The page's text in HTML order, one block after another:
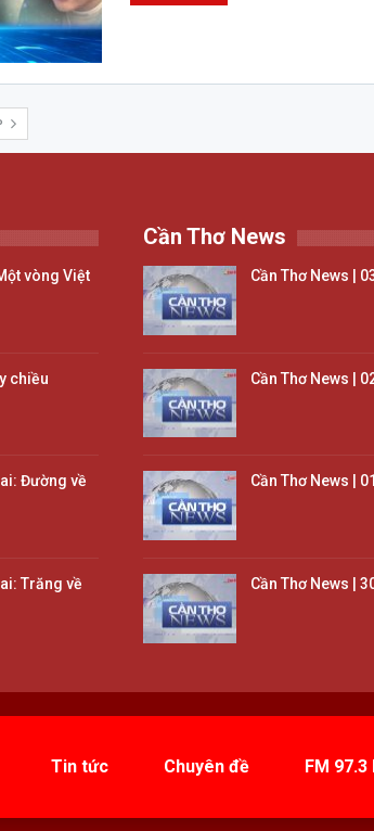
vòng Việt
chiều
Đường về
Trăng về
Cần Thơ News
Cần Thơ News |
Cần Thơ News |
Cần Thơ News |
Cần Thơ News |
Tin tức Chuyên đề FM 97.3